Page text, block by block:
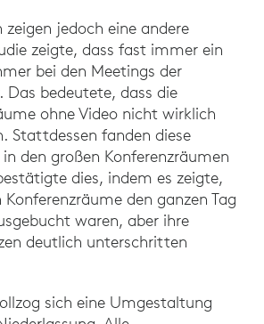
jedoch eine andere
zeigte, dass fast immer ein
bei den Meetings der
bedeutete, dass die
ohne Video nicht wirklich
Stattdessen fanden diese
den großen Konferenzräumen
dies, indem es zeigte,
den ganzen Tag
waren, aber ihre
deutlich unterschritten
sich eine Umgestaltung